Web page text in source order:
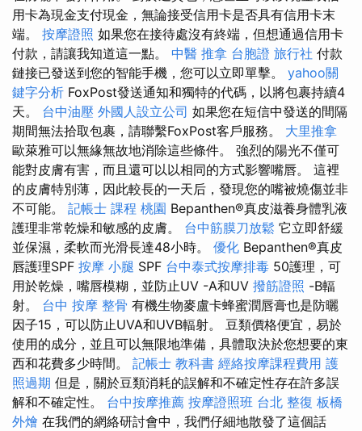
用卡為現金支付現金，無論接受信用卡是否具有信用卡末
端。 按摩證照 如果您在接待處沒有終端，但想通過信用卡
付款，請讓我知道這一點。 中醫 推拿 台胞證 旅行社 付款
鏈接已發送到您的智能手機，您可以立即單擊。 yahoo關
鍵字分析 FoxPost發送通知和獨特的代碼，以將包裹持續4
天。 台中油壓 外國人設立公司 如果您在短信中發送的間隔
期間無法拾取包裹，請聯繫FoxPost客戶服務。 大里推拿
歐萊雅可以無緣無故地消除這些條件。 強烈的陽光不僅可
能對皮膚有害，而且還可以以相同的方式影響嘴唇。 這裡
的皮膚特別薄，因此較長的一天后，發現您的嘴被燒傷並非
不可能。 記帳士 課程 桃園 Bepanthen®真皮滋養身體乳液
護理非常乾燥和敏感的皮膚。 台中筋膜刀放鬆 它立即舒緩
並保濕，柔軟而光滑長達48小時。 優化 Bepanthen®真皮
唇護理SPF 按摩 小腿 SPF 台中泰式按摩排毒 50護理，可
用於乾燥，嘴唇模糊，並防止UV -A和UV 撥筋證照 -B輻
射。 台中 按摩 整骨 有機生物麥盧卡蜂蜜潤唇膏也是防曬
因子15，可以防止UVA和UVB輻射。 豆類價格便宜，易於
使用的成分，並且可以無限地準備，具體取決於您想要的東
西和花費多少時間。 記帳士 教科書 經絡按摩課程費用 護
照過期 但是，關於豆類消耗的誤解和不確定性存在許多誤
解和不確定性。 台中按摩推薦 按摩證照班 台北 整復 板橋
外燴 在我們的網絡研討會中，我們仔細地散發了這個話